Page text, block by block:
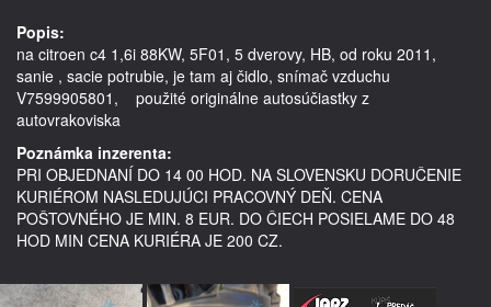
Popis:
na citroen c4 1,6i 88KW, 5F01, 5 dverovy, HB, od roku 2011,
sanie , sacie potrubie, je tam aj čidlo, snímač vzduchu
V7599905801,    použité originálne autosúčiastky z
autovrakoviska
Poznámka inzerenta:
PRI OBJEDNANÍ DO 14 00 HOD. NA SLOVENSKU DORUČENIE
KURIÉROM NASLEDUJÚCI PRACOVNÝ DEŇ. CENA
POŠTOVNÉHO JE MIN. 8 EUR. DO ČIECH POSIELAME DO 48
HOD MIN CENA KURIÉRA JE 200 CZ.